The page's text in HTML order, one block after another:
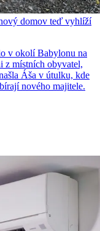
domov teď vyhlíží
v okolí Babylonu na
z místních obyvatel,
Áša v útulku, kde
nového majitele.